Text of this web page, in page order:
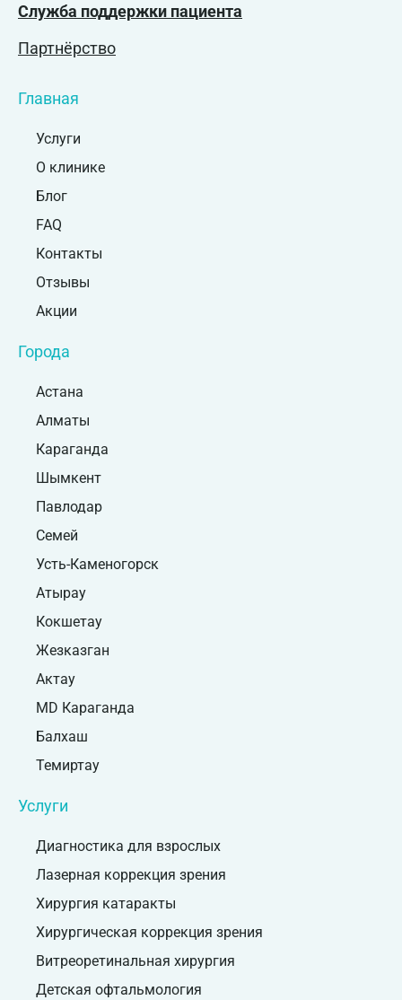
Служба поддержки пациента
Партнёрство
Главная
Услуги
О клинике
Блог
FAQ
Контакты
Отзывы
Акции
Города
Астана
Алматы
Караганда
Шымкент
Павлодар
Семей
Усть-Каменогорск
Атырау
Кокшетау
Жезказган
Актау
MD Караганда
Балхаш
Темиртау
Услуги
Диагностика для взрослых
Лазерная коррекция зрения
Хирургия катаракты
Хирургическая коррекция зрения
Витреоретинальная хирургия
Детская офтальмология